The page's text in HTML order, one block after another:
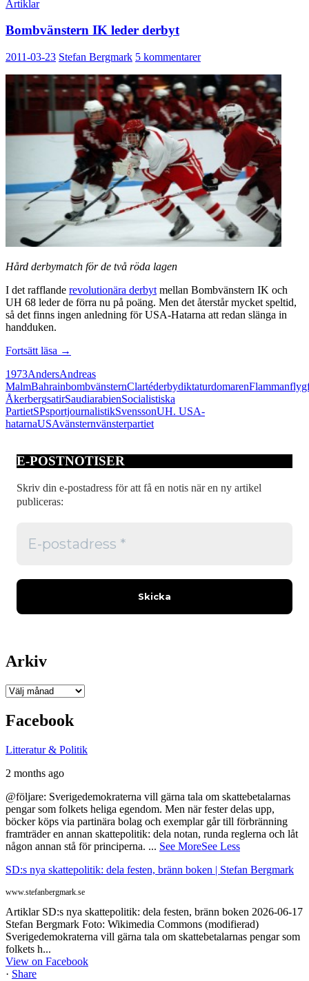
Artiklar
Bombvänstern IK leder derbyt
2011-03-23 Stefan Bergmark 5 kommentarer
Hård derbymatch för de två röda lagen
I det rafflande revolutionära derbyt mellan Bombvänstern IK och
UH 68 leder de förra nu på poäng. Men det återstår mycket speltid,
så det finns ingen anledning för USA-Hatarna att redan slänga in
handduken.
Fortsätt läsa Bombvänstern
leder
derbyt
→
1973AndersAndreas
MalmBahrainbombvänsternClartéderbydiktaturdomarenFlamman
ÅkerbergsatirSaudiarabienSocialistiska
PartietSPsportjournalistikSvenssonUH. USA-
hatarnaUSAvänsternvänsterpartiet
E-POSTNOTISER
Skriv din e-postadress för att få en notis när en ny artikel
publiceras:
Arkiv
Arkiv
Facebook
Litteratur & Politik
2 months ago
@följare: Sverigedemokraterna vill gärna tala om skattebetalarnas
pengar som folkets heliga egendom. Men när fester delas upp,
böcker köps via partinära bolag och exemplar går till förbränning
framträder en annan skattepolitik: dela notan, runda reglerna och låt
någon annan stå för principerna. ... See MoreSee Less
SD:s nya skattepolitik: dela festen, bränn boken | Stefan Bergmark
www.stefanbergmark.se
Artiklar SD:s nya skattepolitik: dela festen, bränn boken 2026-06-17
Stefan Bergmark Foto: Wikimedia Commons (modifierad)
Sverigedemokraterna vill gärna tala om skattebetalarnas pengar som
folkets h...
View on Facebook
· Share